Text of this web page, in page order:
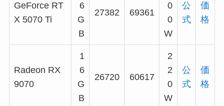
GeForce RT
X 5070 Ti
6
G
B
27382 69361
0
0
W
公
式
価
格
Radeon RX
9070
1
6
G
B
26720 60617
2
2
0
W
公
式
価
格